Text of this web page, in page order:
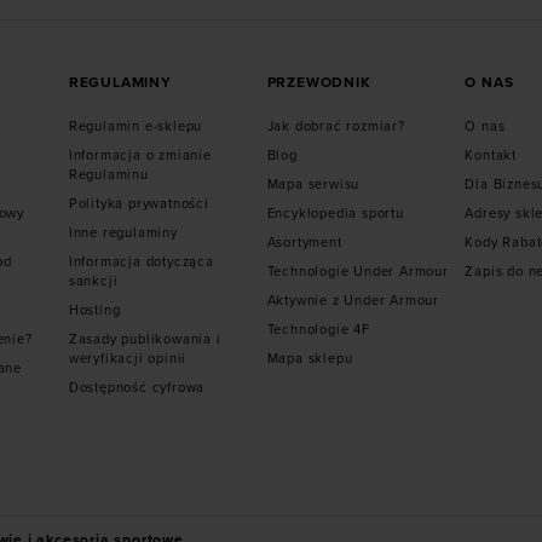
REGULAMINY
Regulamin e-sklepu
Informacja o zmianie
Regulaminu
Polityka prywatności
Inne regulaminy
Informacja dotycząca
sankcji
Hosting
Zasady publikowania i
weryfikacji opinii
Dostępność cyfrowa
PRZEWODNIK
Jak dobrać rozmiar?
Blog
Mapa serwisu
Encyklopedia sportu
Asortyment
Technologie Under Armour
Aktywnie z Under Armour
Technologie 4F
Mapa sklepu
O NAS
O nas
Kontakt
Dla Biznesu
Adresy
Kody
Zapis do